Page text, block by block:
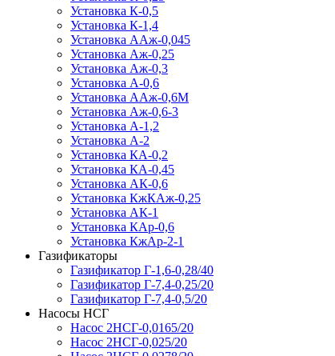
Установка К-0,5
Установка К-1,4
Установка ААж-0,045
Установка Аж-0,25
Установка Аж-0,3
Установка А-0,6
Установка ААж-0,6М
Установка Аж-0,6-3
Установка А-1,2
Установка А-2
Установка КА-0,2
Установка КА-0,45
Установка АК-0,6
Установка КжКАж-0,25
Установка АК-1
Установка КАр-0,6
Установка КжАр-2-1
Газификаторы
Газификатор Г-1,6-0,28/40
Газификатор Г-7,4-0,25/20
Газификатор Г-7,4-0,5/20
Насосы НСГ
Насос 2НСГ-0,0165/20
Насос 2НСГ-0,025/20